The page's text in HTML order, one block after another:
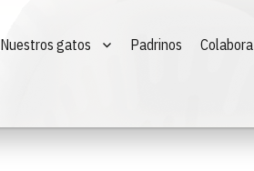
Nuestros gatos Padrinos Colabora